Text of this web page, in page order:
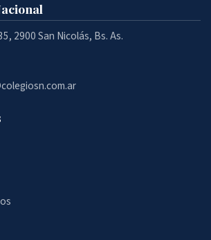
2900 San Nicolás, Bs. As.